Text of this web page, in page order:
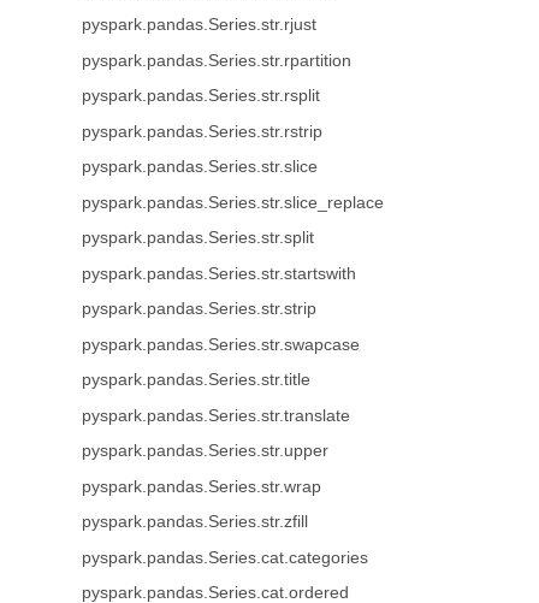
pyspark.pandas.Series.str.rjust
pyspark.pandas.Series.str.rpartition
pyspark.pandas.Series.str.rsplit
pyspark.pandas.Series.str.rstrip
pyspark.pandas.Series.str.slice
pyspark.pandas.Series.str.slice_replace
pyspark.pandas.Series.str.split
pyspark.pandas.Series.str.startswith
pyspark.pandas.Series.str.strip
pyspark.pandas.Series.str.swapcase
pyspark.pandas.Series.str.title
pyspark.pandas.Series.str.translate
pyspark.pandas.Series.str.upper
pyspark.pandas.Series.str.wrap
pyspark.pandas.Series.str.zfill
pyspark.pandas.Series.cat.categories
pyspark.pandas.Series.cat.ordered